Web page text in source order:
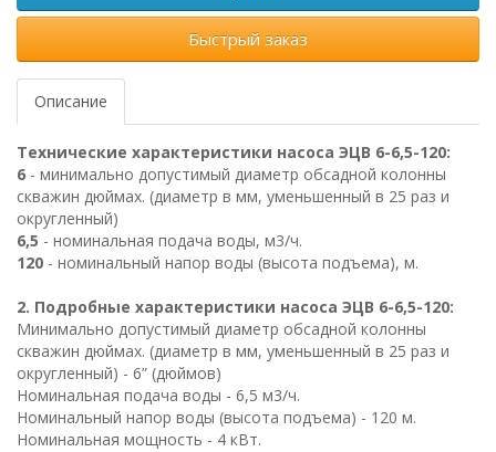
Быстрый заказ
Описание
Технические характеристики насоса ЭЦВ 6-6,5-120:
6 - минимально допустимый диаметр обсадной колонны
скважин дюймах. (диаметр в мм, уменьшенный в 25 раз и
округленный)
6,5 - номинальная подача воды, м3/ч.
120 - номинальный напор воды (высота подъема), м.
2. Подробные характеристики насоса ЭЦВ 6-6,5-120:
Минимально допустимый диаметр обсадной колонны
скважин дюймах. (диаметр в мм, уменьшенный в 25 раз и
округленный) - 6” (дюймов)
Номинальная подача воды - 6,5 м3/ч.
Номинальный напор воды (высота подъема) - 120 м.
Номинальная мощность - 4 кВт.